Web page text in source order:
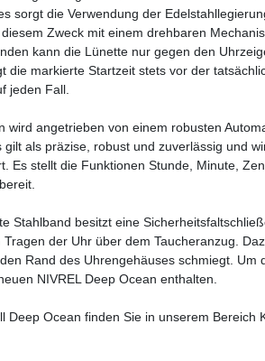
sorgt die Verwendung der
Zweck mit einem drehbaren
kann die Lünette nur gegen den
die markierte Startzeit stets vor der
jeden Fall.
wird angetrieben von einem robusten
gilt als präzise, robust und zuverlässig und
Es stellt die Funktionen Stunde, Minute,
Stahlband besitzt eine
der Uhr über dem Taucheranzug.
Rand des Uhrengehäuses schmiegt.
NIVREL Deep Ocean enthalten.
Deep Ocean finden Sie in unserem Bereich